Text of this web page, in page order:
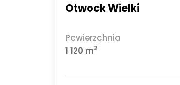
Otwock Wielki
Powierzchnia
1 120 m2